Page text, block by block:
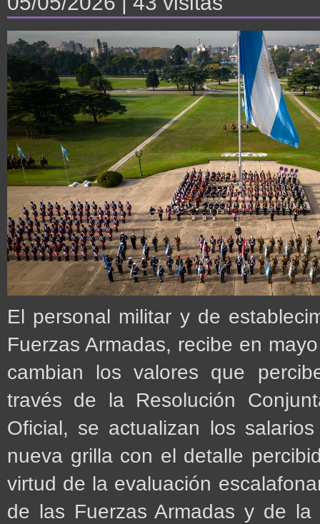
El personal militar y de
Fuerzas Armadas, recibe en
cambian los valores que
través de la Resolución
Oficial, se actualizan los
nueva grilla con el detalle
virtud de la evaluación
de las Fuerzas Armadas y de la